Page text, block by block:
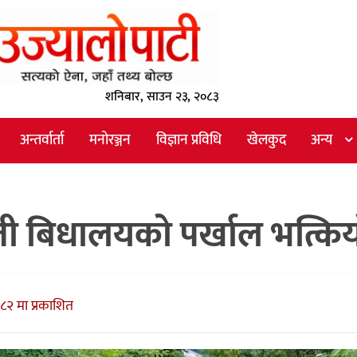
शनिबार, साउन २३, २०८३
अन्तर्वार्ता मनोरञ्जन विज्ञान प्रविधि खेलकुद अन्य
बिधालयको पर्खाल
मा प्रकाशित